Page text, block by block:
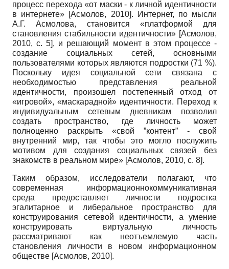
процесс перехода «от маски - к личной идентичности
в интернете» [Асмолов, 2010]. Интернет, по мысли
А.Г. Асмолова, становится «платформой для
становления стабильности идентичности» [Асмолов,
2010, с. 5], и решающий момент в этом процессе -
создание социальных сетей, основными
пользователями которых являются подростки (71 %).
Поскольку идея социальной сети связана с
необходимостью представления реальной
идентичности, произошел постепенный отход от
«игровой», «маскарадной» идентичности. Переход к
индивидуальным сетевым дневникам позволил
создать пространство, где личность может
полноценно раскрыть «свой ”контент” - свой
внутренний мир, так чтобы это могло послужить
мотивом для создания социальных связей без
знакомств в реальном мире» [Асмолов, 2010, с. 8].
Таким образом, исследователи полагают, что
современная информационно­коммуникативная
среда предоставляет личности подростка
эгалитарное и либеральное пространство для
конструирования сетевой идентичности, а умение
конструировать виртуальную личность
рассматривают как неотъемлемую часть
становления личности в новом информационном
обществе [Асмолов, 2010].